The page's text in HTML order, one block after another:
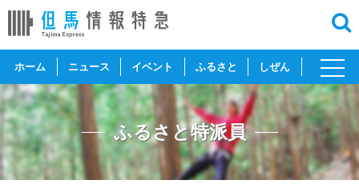
ホーム ニュース イベント ふるさと しぜん
toggle
ふるさと特派員